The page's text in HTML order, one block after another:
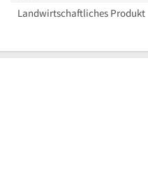
Landwirtschaftliches Produkt